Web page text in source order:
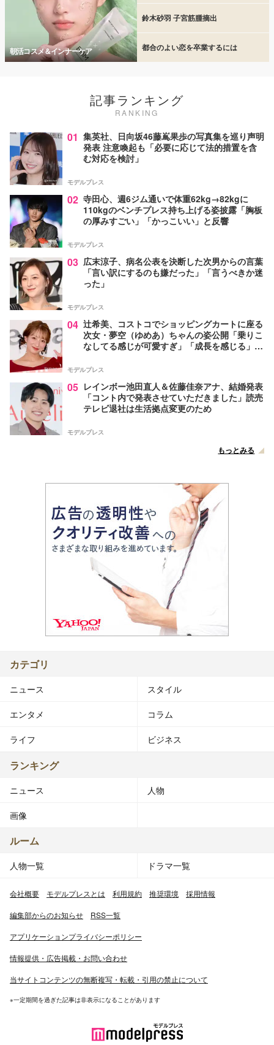
朝活コスメ＆インナーケア
鈴木砂羽 子宮筋腫摘出
都合のよい恋を卒業するには
記事ランキング
RANKING
01 集英社、日向坂46藤嶌果歩の写真集を巡り声明
発表 注意喚起も「必要に応じて法的措置を含
む対応を検討」
モデルプレス
02 寺田心、週6ジム通いで体重62kg→82kgに
110kgのベンチプレス持ち上げる姿披露「胸板
の厚みすごい」「かっこいい」と反響
モデルプレス
03 広末涼子、病名公表を決断した次男からの言葉
「言い訳にするのも嫌だった」「言うべきか迷
った」
モデルプレス
04 辻希美、コストコでショッピングカートに座る
次女・夢空（ゆめあ）ちゃんの姿公開「乗りこ
なしてる感じが可愛すぎ」「成長を感じる」の
モデルプレス
05 レインボー池田直人＆佐藤佳奈アナ、結婚発表
「コント内で発表させていただきました」読売
テレビ退社は生活拠点変更のため
モデルプレス
もっとみる
カテゴリ
ニュース スタイル
エンタメ コラム
ライフ ビジネス
ランキング
ニュース 人物
画像
ルーム
人物一覧 ドラマ一覧
会社概要 モデルプレスとは 利用規約 推奨環境 採用情報
編集部からのお知らせ RSS一覧
アプリケーションプライバシーポリシー
情報提供・広告掲載・お問い合わせ
当サイトコンテンツの無断複写・転載・引用の禁止について
※一定期間を過ぎた記事は非表示になることがあります